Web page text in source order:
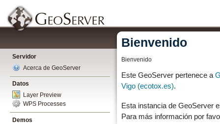
Servidor
Acerca de GeoServer
Datos
Layer Preview
WPS Processes
Demos
Bienvenido
Bienvenido
Este GeoServer pertenece a
Vigo (ecotox.es).
Esta instancia de GeoServer
Para más información por